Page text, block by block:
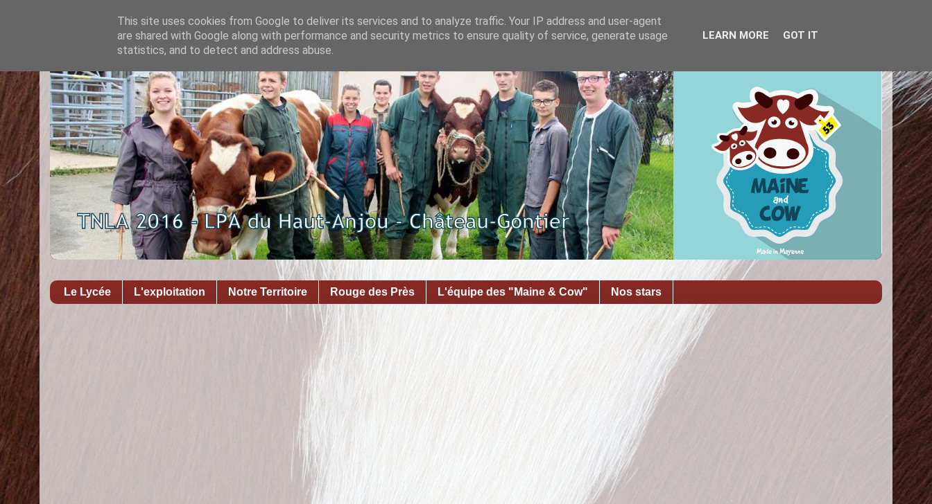
Le Lycée L'exploitation Notre Territoire Rouge des Près L'équipe des "Maine & Cow" Nos stars
This site uses cookies from Google to deliver its services and to analyze traffic. Your IP address and user-agent
are shared with Google along with performance and security metrics to ensure quality of service, generate usage
statistics, and to detect and address abuse.
LEARN MORE GOT IT